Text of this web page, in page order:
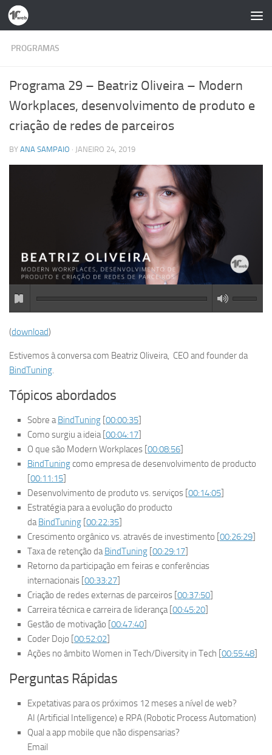
Skip to content
PROGRAMAS
Programa 29 – Beatriz Oliveira – Modern
Workplaces, desenvolvimento de produto e
criação de redes de parceiros
BY ANA SAMPAIO · JANEIRO 24, 2019
(download)
Estivemos à conversa com Beatriz Oliveira, CEO and founder da
BindTuning.
Tópicos abordados
Sobre aBindTuning [00:00:35]
Como surgiu a ideia [00:04:17]
O que são Modern Workplaces [00:08:56]
BindTuningcomo empresa de desenvolvimento de producto
[00:11:15]
Desenvolvimento de produto vs. serviços [00:14:05]
Estratégia para a evolução do producto
daBindTuning [00:22:35]
Crescimento orgânico vs. através de investimento [00:26:29]
Taxa de retenção daBindTuning [00:29:17]
Retorno da participação em feiras e conferências
internacionais [00:33:27]
Criação de redes externas de parceiros [00:37:50]
Carreira técnica e carreira de liderança [00:45:20]
Gestão de motivação [00:47:40]
Coder Dojo [00:52:02]
Ações no âmbito Women in Tech/Diversity in Tech [00:55:48]
Perguntas Rápidas
Expetativas para os próximos 12 meses a nível de web?
AI (Artificial Intelligence) e RPA (Robotic Process Automation)
Qual a app mobile que não dispensarias?
Email